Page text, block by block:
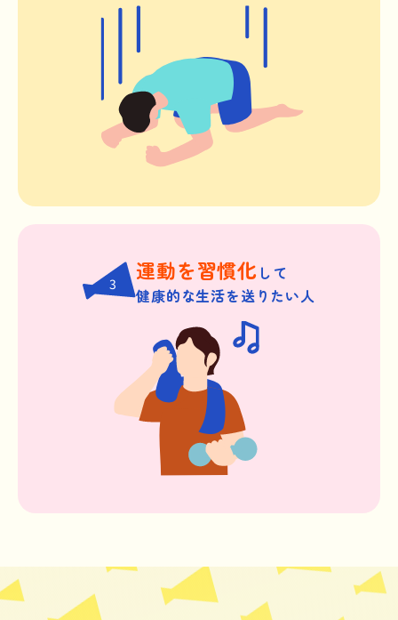
3
運動を習慣化 して
健康的な生活を送りたい人